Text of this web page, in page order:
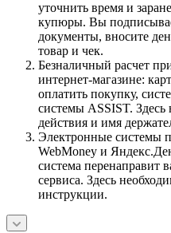
уточнить время и
купюры. Вы
документы, вносите
товар и чек.
Безналичный расчет
интернет-магазине:
оплатить покупку,
системы ASSIST.
действия и имя
Электронные системы
WebMoney и
система перенаправит
сервиса. Здесь
инструкции.